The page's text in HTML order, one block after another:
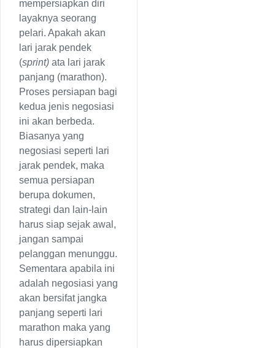
mempersiapkan diri
layaknya seorang
pelari. Apakah akan
lari jarak pendek
(sprint) ata lari jarak
panjang (marathon).
Proses persiapan bagi
kedua jenis negosiasi
ini akan berbeda.
Biasanya yang
negosiasi seperti lari
jarak pendek, maka
semua persiapan
berupa dokumen,
strategi dan lain-lain
harus siap sejak awal,
jangan sampai
pelanggan menunggu.
Sementara apabila ini
adalah negosiasi yang
akan bersifat jangka
panjang seperti lari
marathon maka yang
harus dipersiapkan